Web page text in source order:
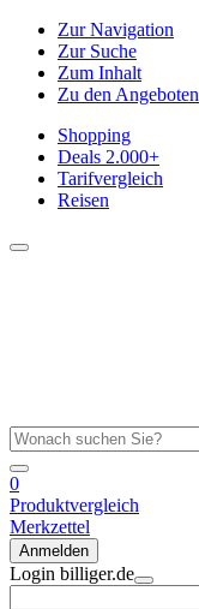
Zur Navigation
Zur Suche
Zum Inhalt
Zu den Angeboten
Shopping
Deals 2.000+
Tarifvergleich
Reisen
0
Produktvergleich
Merkzettel
Anmelden
Login billiger.de